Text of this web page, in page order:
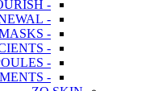
- HYDRATE & NOURISH
- RENEWAL
- MASKS
- PROTECTION COEFFICIENTS
- AMPOULES
- BODY TREATMENTS